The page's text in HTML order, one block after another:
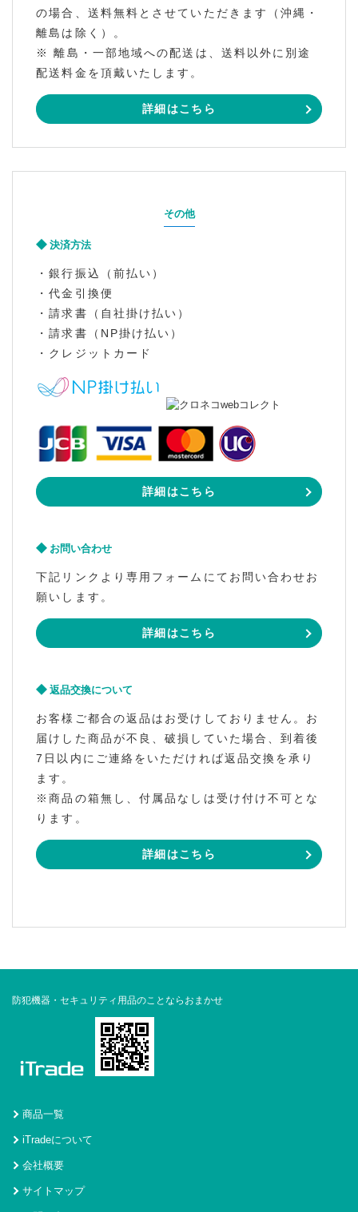
の場合、送料無料とさせていただきます（沖縄・
離島は除く）。
※ 離島・一部地域への配送は、送料以外に別途
配送料金を頂戴いたします。
詳細はこちら
その他
決済方法
・銀行振込（前払い）
・代金引換便
・請求書（自社掛け払い）
・請求書（NP掛け払い）
・クレジットカード
詳細はこちら
お問い合わせ
下記リンクより専用フォームにてお問い合わせお
願いします。
詳細はこちら
返品交換について
お客様ご都合の返品はお受けしておりません。お
届けした商品が不良、破損していた場合、到着後
7日以内にご連絡をいただければ返品交換を承り
ます。
※商品の箱無し、付属品なしは受け付け不可とな
ります。
詳細はこちら
防犯機器・セキュリティ用品のことならおまかせ
商品一覧
iTradeについて
会社概要
サイトマップ